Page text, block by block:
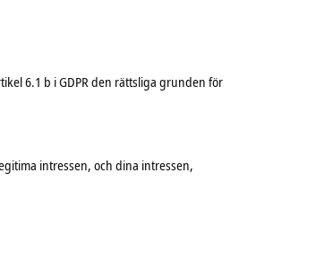
6.1 b i GDPR den rättsliga grunden för
intressen, och dina intressen,